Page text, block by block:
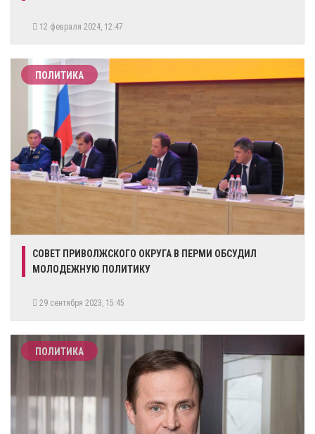
12 февраля 2024, 12:47
ПОЛИТИКА
​СОВЕТ ПРИВОЛЖСКОГО ОКРУГА В ПЕРМИ ОБСУДИЛ
МОЛОДЕЖНУЮ ПОЛИТИКУ
29 сентября 2023, 15:45
ПОЛИТИКА